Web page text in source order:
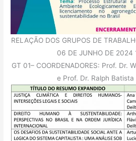
RELAÇÃO DOS GRUPOS DE
06 DE JUNHO DE 2024
GT 01– COORDENADORES: Prof. Dr.
e Prof. Dr. Ralph